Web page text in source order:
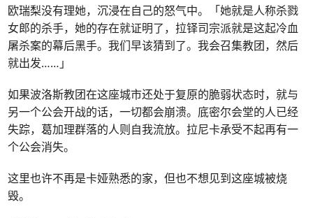
欧瑞梨没有理她，沉浸在自己的怒气中。「她就是人称杀戮
女郎的杀手，她的存在就证明了，拉铎司宗派就是这起冷血
屠杀案的幕后黑手。我们早该猜到了。我会召集教团，然后
就出发……」
如果波洛斯教团在这座城市还处于复原的脆弱状态时，就与
另一个公会开战的话，一切都会崩溃。底密尔会堂的人已经
失踪，葛加理群落的人则自我流放。拉尼卡承受不起再有一
个公会消失。
这里也许不再是卡娅熟悉的家，但也不想见到这座城被烧
毁。